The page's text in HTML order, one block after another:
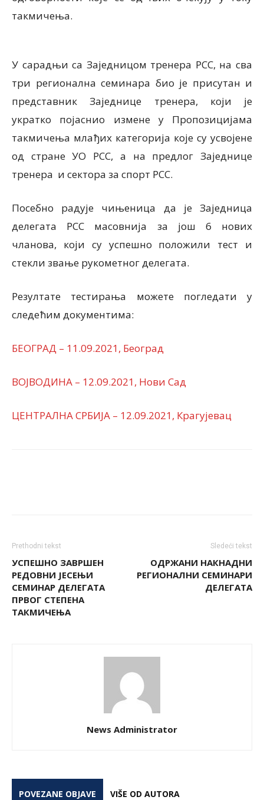
такмичења.
У сарадњи са Заједницом тренера РСС, на сва
три регионална семинара био је присутан и
представник Заједнице тренера, који је
укратко појаснио измене у Пропозицијама
такмичења млађих категорија које су усвојене
од стране УО РСС, а на предлог Заједнице
тренера и сектора за спорт РСС.
Посебно радује чињеница да је Заједница
делегата РСС масовнија за још 6 нових
чланова, који су успешно положили тест и
стекли звање рукометног делегата.
Резултате тестирања можете погледати у
следећим документима:
БЕОГРАД – 11.09.2021, Београд
ВОЈВОДИНА – 12.09.2021, Нови Сад
ЦЕНТРАЛНА СРБИЈА – 12.09.2021, Крагујевац
Prethodni tekst
УСПЕШНО ЗАВРШЕН
РЕДОВНИ ЈЕСЕЊИ
СЕМИНАР ДЕЛЕГАТА
ПРВОГ СТЕПЕНА
ТАКМИЧЕЊА
Sledeći tekst
ОДРЖАНИ НАКНАДНИ
РЕГИОНАЛНИ СЕМИНАРИ
ДЕЛЕГАТА
News Administrator
POVEZANE OBJAVE VIŠE OD AUTORA